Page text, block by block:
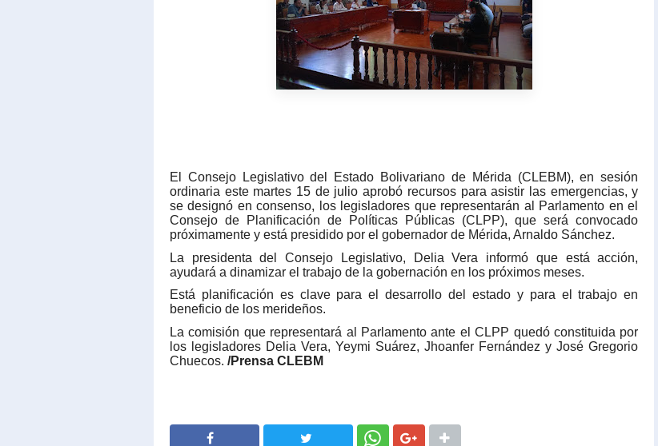
El Consejo Legislativo del Estado Bolivariano de Mérida (CLEBM), en sesión
ordinaria este martes 15 de julio aprobó recursos para asistir las emergencias, y
se designó en consenso, los legisladores que representarán al Parlamento en el
Consejo de Planificación de Políticas Públicas (CLPP), que será convocado
próximamente y está presidido por el gobernador de Mérida, Arnaldo Sánchez.
La presidenta del Consejo Legislativo, Delia Vera informó que está acción,
ayudará a dinamizar el trabajo de la gobernación en los próximos meses.
Está planificación es clave para el desarrollo del estado y para el trabajo en
beneficio de los merideños.
La comisión que representará al Parlamento ante el CLPP quedó constituida por
los legisladores Delia Vera, Yeymi Suárez, Jhoanfer Fernández y José Gregorio
Chuecos. /Prensa CLEBM